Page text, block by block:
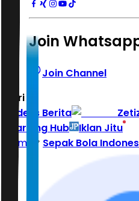
Join
Join Channel
Hari ini
Indeks Berita
Learning Hub
Iklan Jitu
Home
Sepak Bola